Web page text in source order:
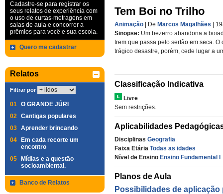
Cadastre-se para registrar os
seus relatos de experiência com
o uso de curtas-metragens em
salas de aula e concorrer a
prêmios para você e sua escola.
Quero me cadastrar
Relatos
Filtrar por
01 O GRANDE JÚRI
02 Cantigas populares
03 Aprender brincando
04
Em cada recorte um
encontro
05
Mídias e a questão
socioambiental.
Banco de Relatos
Tem Boi no Trilho
Animação | De Marcos Magalhães
|
Sinopse: Um bezerro abandona a
trem que passa pelo sertão em seca. O
trágico desastre, porém, cede lugar a
Classificação Indicativa
Livre
Sem restrições.
Aplicabilidades
Disciplinas Geografia
Faixa Etária Todas as idades
Nível de Ensino Ensino Fundamental I
Planos de Aula
Possibilidades de aplicação